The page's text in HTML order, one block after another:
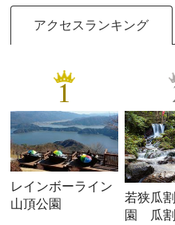
アクセスランキング
1
レインボーライン
山頂公園
若狭瓜
園 瓜